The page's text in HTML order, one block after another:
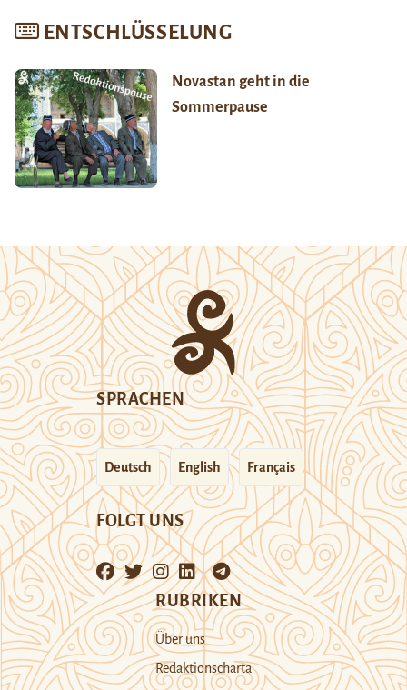
ENTSCHLÜSSELUNG
Novastan geht in die
Sommerpause
SPRACHEN
Deutsch English Français
FOLGT UNS
RUBRIKEN
Über uns
Redaktionscharta